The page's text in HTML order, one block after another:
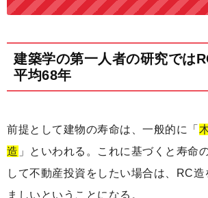
建築学の第一人者の研究では
平均68年
前提として建物の寿命は、一般的に「
造 」といわれる。これに基づくと寿命
して不動産投資をしたい場合は、RC
ましいということになる。